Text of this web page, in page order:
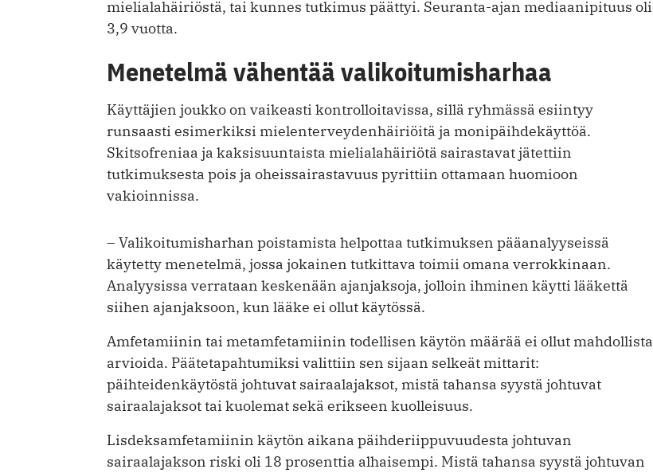
mielialahäiriöstä, tai kunnes tutkimus päättyi. Seuranta-ajan mediaanipituus oli
3,9 vuotta.
Menetelmä vähentää valikoitumisharhaa
Käyttäjien joukko on vaikeasti kontrolloitavissa, sillä ryhmässä esiintyy
runsaasti esimerkiksi mielenterveydenhäiriöitä ja monipäihdekäyttöä.
Skitsofreniaa ja kaksisuuntaista mielialahäiriötä sairastavat jätettiin
tutkimuksesta pois ja oheissairastavuus pyrittiin ottamaan huomioon
vakioinnissa.
– Valikoitumisharhan poistamista helpottaa tutkimuksen pääanalyyseissä
käytetty menetelmä, jossa jokainen tutkittava toimii omana verrokkinaan.
Analyysissa verrataan keskenään ajanjaksoja, jolloin ihminen käytti lääkettä
siihen ajanjaksoon, kun lääke ei ollut käytössä.
Amfetamiinin tai metamfetamiinin todellisen käytön määrää ei ollut mahdollista
arvioida. Päätetapahtumiksi valittiin sen sijaan selkeät mittarit:
päihteidenkäytöstä johtuvat sairaalajaksot, mistä tahansa syystä johtuvat
sairaalajaksot tai kuolemat sekä erikseen kuolleisuus.
Lisdeksamfetamiinin käytön aikana päihderiippuvuudesta johtuvan
sairaalajakson riski oli 18 prosenttia alhaisempi. Mistä tahansa syystä johtuvan